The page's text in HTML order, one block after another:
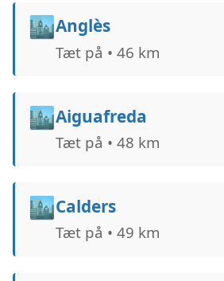
🏙️Anglès
Tæt på • 46 km
🏙️Aiguafreda
Tæt på • 48 km
🏙️Calders
Tæt på • 49 km